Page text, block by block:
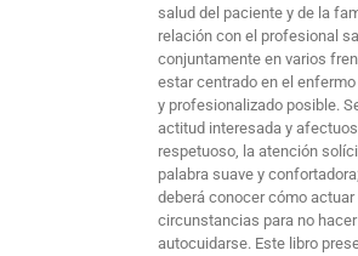
salud del paciente y de la
relación con el profesional
conjuntamente en varios
estar centrado en el
y profesionalizado posible.
actitud interesada y
respetuoso, la atención
palabra suave y
deberá conocer cómo
circunstancias para no
autocuidarse. Este libro